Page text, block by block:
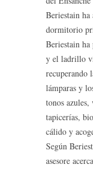
Beriestain ha
dormitorio
Beriestain ha
y el ladrillo
recuperando
lámparas y
tonos azules,
tapicerías,
cálido y
Según
asesore